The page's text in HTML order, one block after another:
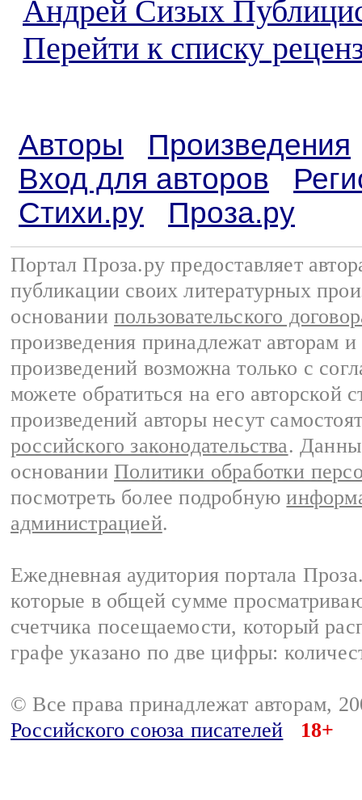
Андрей Сизых
Перейти к списку
Авторы
Произведения
Вход для авторов
Стихи.ру
Проза.ру
Портал Проза.ру предоставляет
публикации своих литературных
основании пользовательского
произведения принадлежат авторам
произведений возможна только с
можете обратиться на его авторской
произведений авторы несут
российского законодательства.
основании Политики обработки
посмотреть более подробную
администрацией.
Ежедневная аудитория портала
которые в общей сумме
счетчика посещаемости, который
графе указано по две цифры:
© Все права принадлежат авторам,
Российского союза писателей
18+